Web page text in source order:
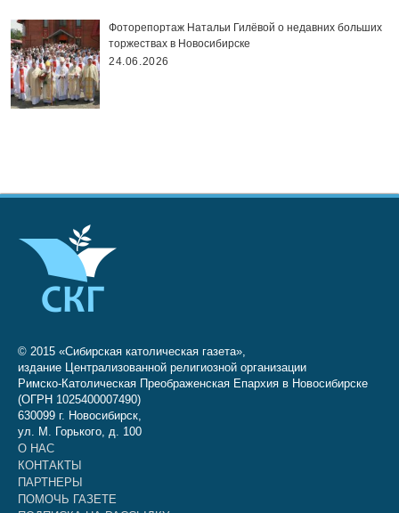
Фоторепортаж Натальи Гилёвой о недавних больших
торжествах в Новосибирске
24.06.2026
© 2015 «Сибирская католическая газета»,
издание Централизованной религиозной организации
Римско-Католическая Преображенская Епархия в Новосибирске
(ОГРН 1025400007490)
630099 г. Новосибирск,
ул. М. Горького, д. 100
О НАС
КОНТАКТЫ
ПАРТНЕРЫ
ПОМОЧЬ ГАЗЕТЕ